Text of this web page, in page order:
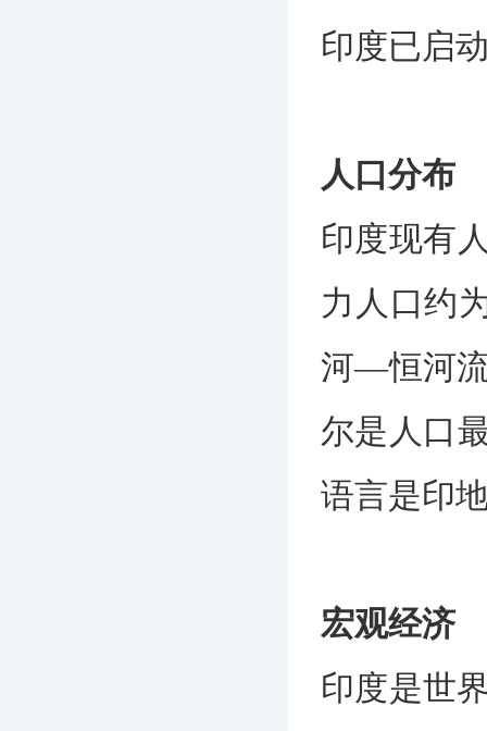
印度已启
人口分布
印度现有
力人口约
河—恒河
尔是人口
语言是印
宏观经济
印度是世